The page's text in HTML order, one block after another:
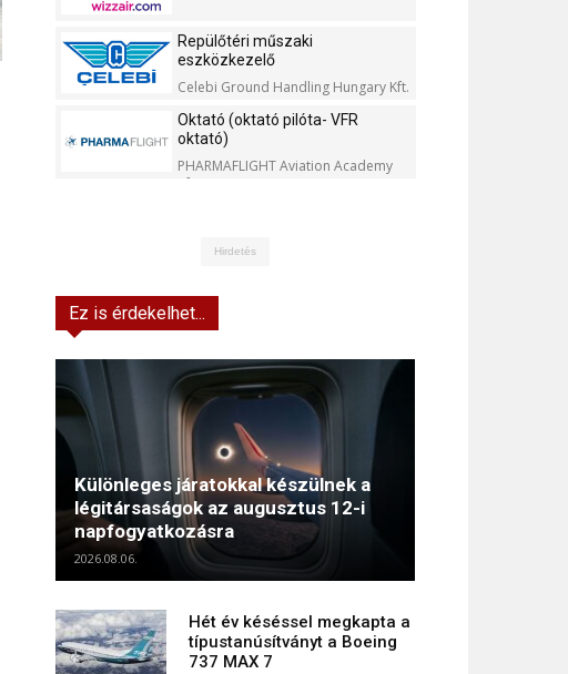
Repülőtéri műszaki
eszközkezelő
Celebi Ground Handling Hungary Kft.
Oktató (oktató pilóta- VFR
oktató)
PHARMAFLIGHT Aviation Academy
Kft.
Hirdetés
Ez is érdekelhet...
Különleges járatokkal készülnek a
légitársaságok az augusztus 12-i
napfogyatkozásra
2026.08.06.
Hét év késéssel megkapta a
típustanúsítványt a Boeing
737 MAX 7